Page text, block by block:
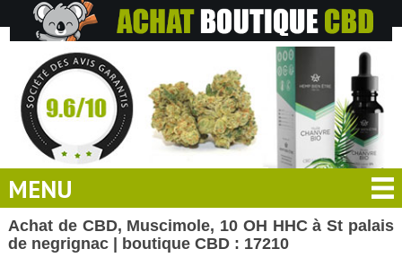
MENU
Achat de CBD, Muscimole, 10 OH HHC à St palais
de negrignac | boutique CBD : 17210